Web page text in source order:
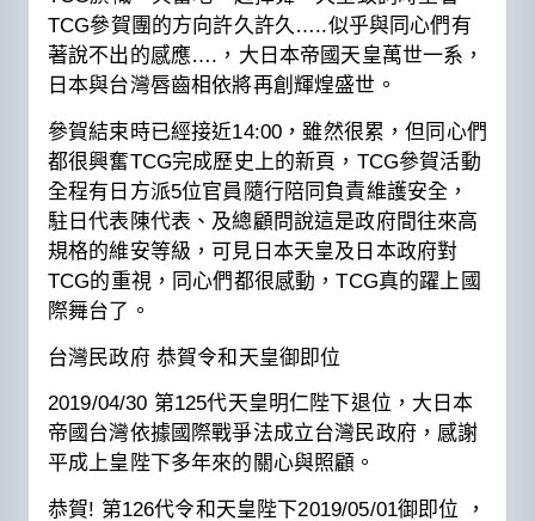
TCG參賀團的方向許久許久…..似乎與同心們有
著說不出的感應….，大日本帝國天皇萬世一系，
日本與台灣唇齒相依將再創輝煌盛世。
參賀結束時已經接近14:00，雖然很累，但同心們
都很興奮TCG完成歷史上的新頁，TCG參賀活動
全程有日方派5位官員隨行陪同負責維護安全，
駐日代表陳代表、及總顧問說這是政府間往來高
規格的維安等級，可見日本天皇及日本政府對
TCG的重視，同心們都很感動，TCG真的躍上國
際舞台了。
台灣民政府 恭賀令和天皇御即位
2019/04/30 第125代天皇明仁陛下退位，大日本
帝國台灣依據國際戰爭法成立台灣民政府，感謝
平成上皇陛下多年來的關心與照顧。
恭賀! 第126代令和天皇陛下2019/05/01御即位 ，